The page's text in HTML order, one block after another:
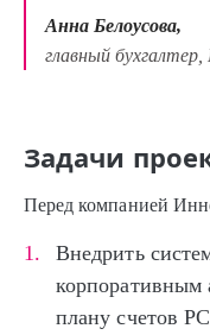
Анна Белоусова,
главный
Задачи
Перед компанией
Внедрить
корпоративным
плану счетов